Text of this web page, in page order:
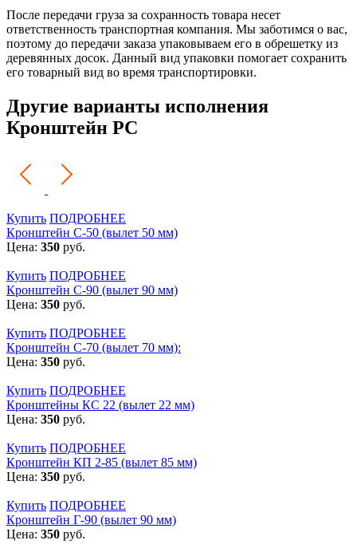
После передачи груза за сохранность товара несет
ответственность транспортная компания. Мы заботимся о вас,
поэтому до передачи заказа упаковываем его в обрешетку из
деревянных досок. Данный вид упаковки помогает сохранить
его товарный вид во время транспортировки.
Другие варианты исполнения
Кронштейн РС
Купить ПОДРОБНЕЕ
Кронштейн С-50 (вылет 50 мм)
Цена: 350 руб.
Купить ПОДРОБНЕЕ
Кронштейн С-90 (вылет 90 мм)
Цена: 350 руб.
Купить ПОДРОБНЕЕ
Кронштейн С-70 (вылет 70 мм):
Цена: 350 руб.
Купить ПОДРОБНЕЕ
Кронштейны КС 22 (вылет 22 мм)
Цена: 350 руб.
Купить ПОДРОБНЕЕ
Кронштейн КП 2-85 (вылет 85 мм)
Цена: 350 руб.
Купить ПОДРОБНЕЕ
Кронштейн Г-90 (вылет 90 мм)
Цена: 350 руб.